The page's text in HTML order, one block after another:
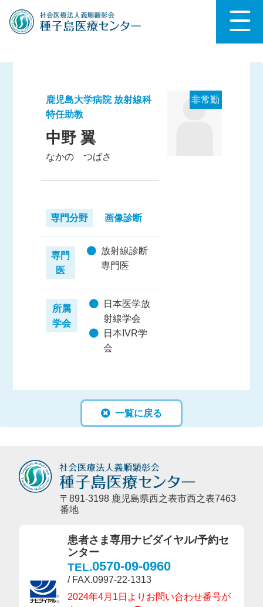
非常勤
鹿児島大学病院 放射線科
特任助教
中野 翼
なかの つばさ
専門分野 画像診断
専門
医
放射線診断
専門医
所属
学会
日本医学放
射線学会
日本IVR学
会
一覧に戻る
〒891-3198 鹿児島県西之表市西之表7463
番地
患者さま専用ナビダイヤル/予約セ
ンター
TEL.0570-09-0960
/ FAX.0997-22-1313
2024年4月1日よりお問い合わせ番号が